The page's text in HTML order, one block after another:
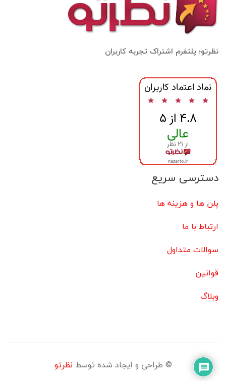
نظرتو؛ پلتفرم اشتراک تجربه کاربران
دسترسی سریع
پلن ها و هزینه ها
ارتباط با ما
سوالات متداول
قوانین
وبلاگ
© طراحی و ایجاد شده توسط نظرتو